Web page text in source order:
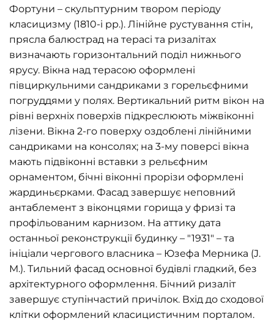
Фортуни – скульптурним твором періоду
класицизму (1810-і рр.). Лінійне рустування стін,
прясла балюстрад на терасі та ризалітах
визначають горизонтальний поділ нижнього
ярусу. Вікна над терасою оформлені
півциркульними сандриками з горельєфними
погруддями у полях. Вертикальний ритм вікон на
рівні верхніх поверхів підкреслюють міжвіконні
лізени. Вікна 2-го поверху оздоблені лінійними
сандриками на консолях; на 3-му поверсі вікна
мають підвіконні вставки з рельєфним
орнаментом, бічні віконні прорізи оформлені
жардиньєрками. Фасад завершує неповний
антаблемент з віконцями горища у фризі та
профільованим карнизом. На аттику дата
останньої реконструкції будинку – "1931" – та
ініціали чергового власника – Юзефа Мерника (J.
M.). Тильний фасад основної будівлі гладкий, без
архітектурного оформлення. Бічний ризаліт
завершує ступінчастий причілок. Вхід до сходової
клітки оформлений класицистичним порталом.